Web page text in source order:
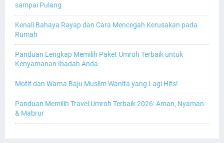
sampai Pulang
Kenali Bahaya Rayap dan Cara Mencegah Kerusakan pada
Rumah
Panduan Lengkap Memilih Paket Umroh Terbaik untuk
Kenyamanan Ibadah Anda
Motif dan Warna Baju Muslim Wanita yang Lagi Hits!
Panduan Memilih Travel Umroh Terbaik 2026: Aman, Nyaman
& Mabrur